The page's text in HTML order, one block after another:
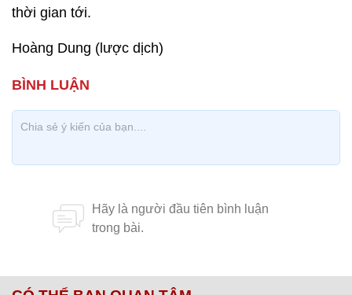
thời gian tới.
Hoàng Dung (lược dịch)